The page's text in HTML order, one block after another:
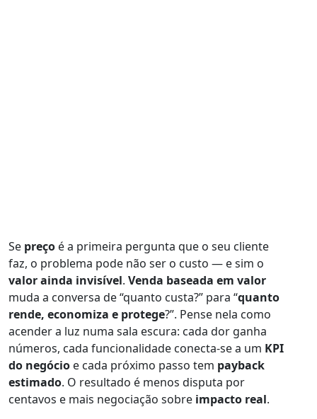
Se preço é a primeira pergunta que o seu cliente
faz, o problema pode não ser o custo — e sim o
valor ainda invisível. Venda baseada em valor
muda a conversa de “quanto custa?” para “quanto
rende, economiza e protege?”. Pense nela como
acender a luz numa sala escura: cada dor ganha
números, cada funcionalidade conecta-se a um KPI
do negócio e cada próximo passo tem payback
estimado. O resultado é menos disputa por
centavos e mais negociação sobre impacto real.